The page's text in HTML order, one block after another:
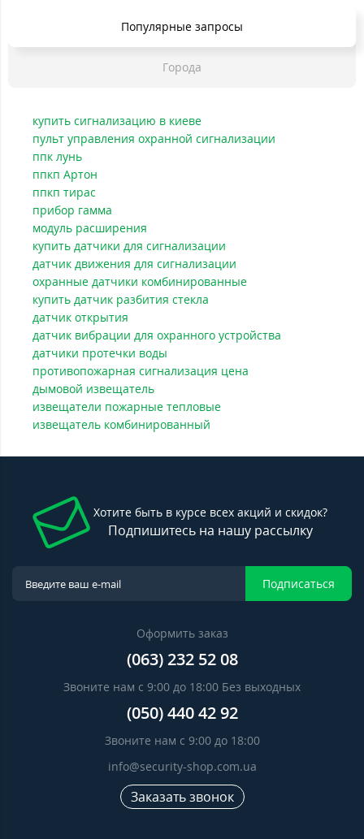
Популярные запросы
Города
купить сигнализацию в киеве
пульт управления охранной сигнализации
ппк лунь
ппкп Артон
ппкп тирас
прибор гамма
модуль расширения
купить датчики для сигнализации
датчик движения для сигнализации
охранные датчики комбинированные
купить датчик разбития стекла
датчик открытия
датчик вибрации для охранного устройства
датчики протечки воды
противопожарная сигнализация цена
дымовой извещатель
извещатели пожарные тепловые
извещатель комбинированный
Хотите быть в курсе всех акций и скидок?
Подпишитесь на нашу рассылку
Подписаться
Оформить заказ
(063) 232 52 08
Звоните нам с 9:00 до 18:00 Без выходных
(050) 440 42 92
Звоните нам с 9:00 до 18:00
info@security-shop.com.ua
Заказать звонок